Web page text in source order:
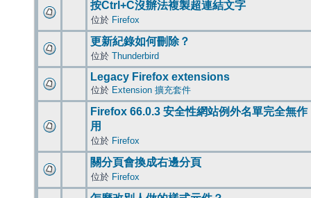
按Ctrl+C沒辦法複製超連結文字
位於 Firefox
更新紀錄如何刪除？
位於 Thunderbird
Legacy Firefox extensions
位於 Extension 擴充套件
Firefox 66.0.3 安全性網站例外名單完全無作
用
位於 Firefox
關分頁會換成右邊分頁
位於 Firefox